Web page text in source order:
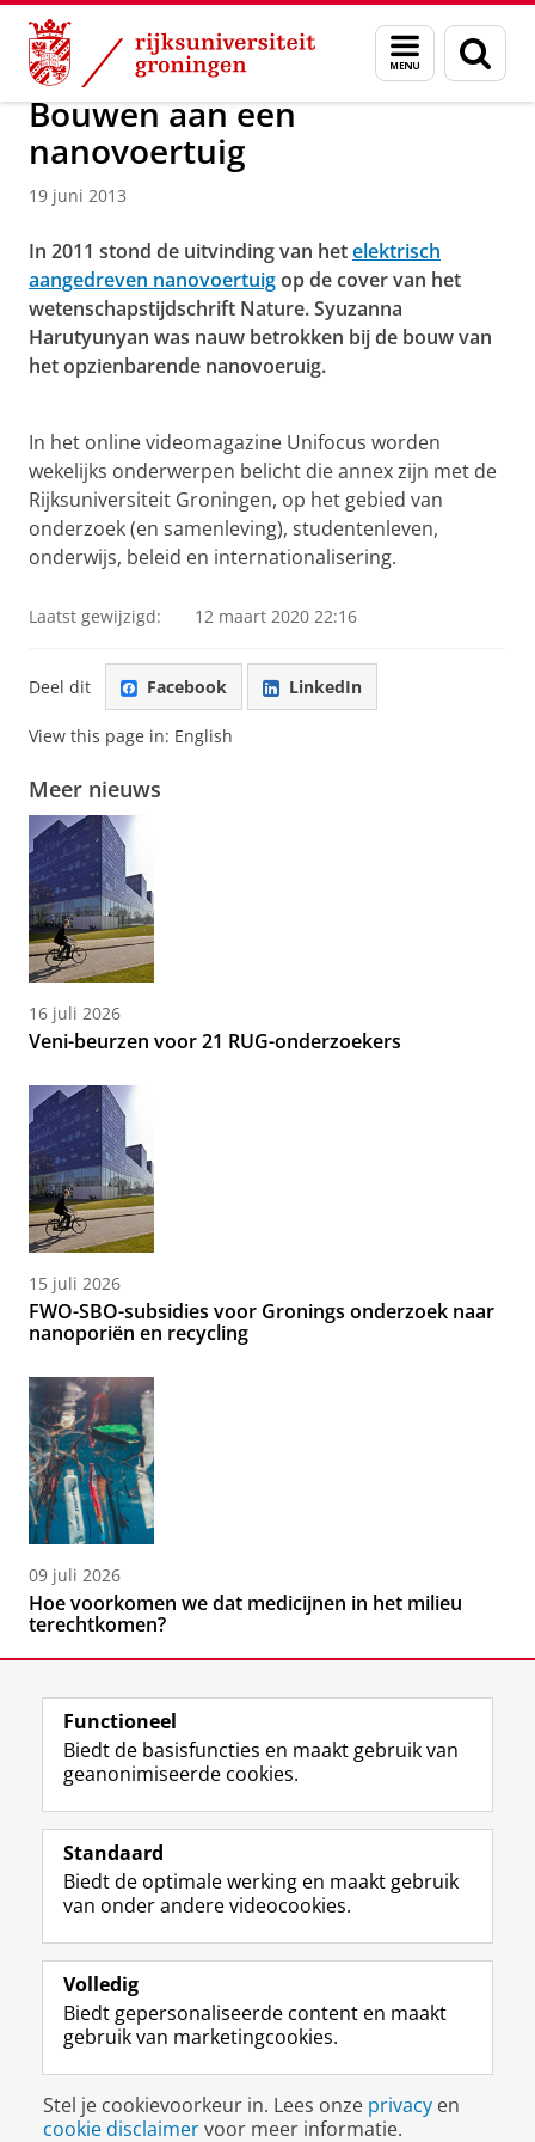
Skip
Content
Skip
Navigation
Menu
en
zoeken
Over ons
Bouwen aan een
nanovoertuig
19 juni 2013
In 2011 stond de uitvinding van hetelektrisch
aangedreven nanovoertuigop de cover van het
wetenschapstijdschrift Nature. Syuzanna
Harutyunyan was nauw betrokken bij de bouw van
het opzienbarende nanovoeruig.
In het online videomagazine Unifocus worden
wekelijks onderwerpen belicht die annex zijn met de
Rijksuniversiteit Groningen, op het gebied van
onderzoek (en samenleving), studentenleven,
onderwijs, beleid en internationalisering.
Laatst gewijzigd: 12 maart 2020 22:16
Deel dit Facebook LinkedIn
View this page in: English
Meer nieuws
16 juli 2026
Veni-beurzen voor 21 RUG-onderzoekers
15 juli 2026
FWO-SBO-subsidies voor Gronings onderzoek naar
nanoporiën en recycling
09 juli 2026
Hoe voorkomen we dat medicijnen in het milieu
terechtkomen?
Volg de RUG
F
a
e
b
o
p
a
i
n
a
L
i
k
e
I
-
p
g
i
n
R
S
-
f
e
R
k
s
u
I
n
t
r
m
c
c
o
Y
o
T
e
k
a
a
Studiekiezers
Alumni
Over ons
Disclaimer & Copyright
Inloggen
Functioneel
Biedt de basisfuncties en maakt gebruik van
geanonimiseerde cookies.
Standaard
Biedt de optimale werking en maakt gebruik
van onder andere videocookies.
Volledig
Biedt gepersonaliseerde content en maakt
gebruik van marketingcookies.
Stel je cookievoorkeur in. Lees onze privacy en
cookie disclaimervoor meer informatie.